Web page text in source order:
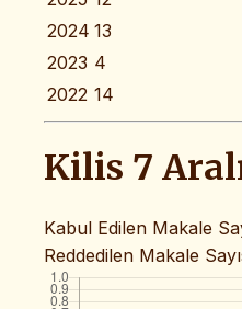
2024 13
2023 4
2022 14
Kilis 7
Kabul Edilen Makale
Reddedilen Makale